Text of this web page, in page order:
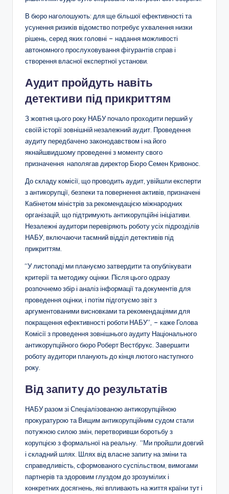
В бюро наголошують: для ще більшої ефективності та
усунення ризиків відомство потребує ухвалення низки
рішень, серед яких головні – надання можливості
автономного прослуховування фігурантів справ і
створення власної експертної установи.
Аудит пройдуть навіть
детективи під прикриттям
З жовтня цього року НАБУ почало проходити перший у
своїй історії зовнішній незалежний аудит. Проведення
аудиту передбачено законодавством і на його
якнайшвидшому проведенні з моменту свого
призначення наполягав директор Бюро Семен Кривонос.
До складу комісії, що проводить аудит, увійшли експерти
з антикорупції, безпеки та повернення активів, призначені
Кабінетом міністрів за рекомендацією міжнародних
організацій, що підтримують антикорупційні ініціативи.
Незалежні аудитори перевіряють роботу усіх підрозділів
НАБУ, включаючи таємний відділ детективів під
прикриттям.
“У листопаді ми плануємо затвердити та опублікувати
критерії та методику оцінки. Після цього одразу
розпочнемо збір і аналіз інформації та документів для
проведення оцінки, і потім підготуємо звіт з
аргументованими висновками та рекомендаціями для
покращення ефективності роботи НАБУ”, – каже Голова
Комісії з проведення зовнішнього аудиту Національного
антикорупційного бюро Роберт Вестбрукс. Завершити
роботу аудитори планують до кінця лютого наступного
року.
Від запиту до результатів
НАБУ разом зі Спеціалізованою антикорупційною
прокуратурою та Вищим антикорупційним судом стали
потужною силою змін, перетворивши боротьбу з
корупцією з формальної на реальну. “Ми пройшли довгий
і складний шлях. Шлях від власне запиту на зміни та
справедливість, сформованого суспільством, вимогами
партнерів та здоровим глуздом до зрозумілих і
конкретних досягнень, які впливають на життя країни тут і